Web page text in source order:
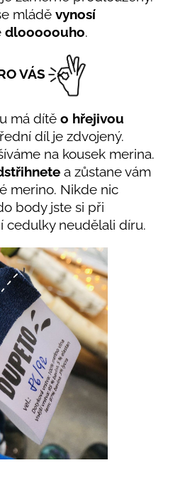
mládě vynosí
dlooooouho.
VÁS
má dítě o hřejivou
díl je zdvojený.
na kousek merina.
a zůstane vám
merino. Nikde nic
body jste si při
cedulky neudělali díru.